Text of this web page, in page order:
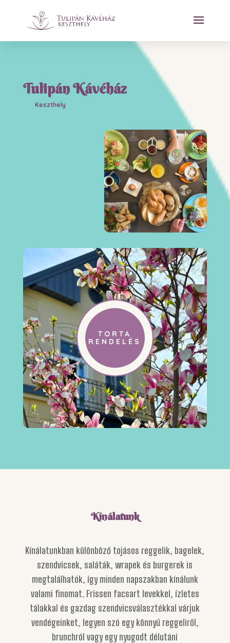
Tulipán Kávéház
Keszthely
TORTA
RENDELÉS
Kínálatunk
Kínálatunkban különböző tojásos reggelik, bagelek,
szendvicsek, saláták, wrapek és burgerek is
megtalálhatók, így minden napszakban kínálunk
valami finomat. Frissen facsart levekkel, ízletes
tálakkal és gazdag szendvicsválasztékkal várjuk
vendégeinket, legyen szó egy könnyű reggeliről,
brunchról vagy egy nyugodt délutáni